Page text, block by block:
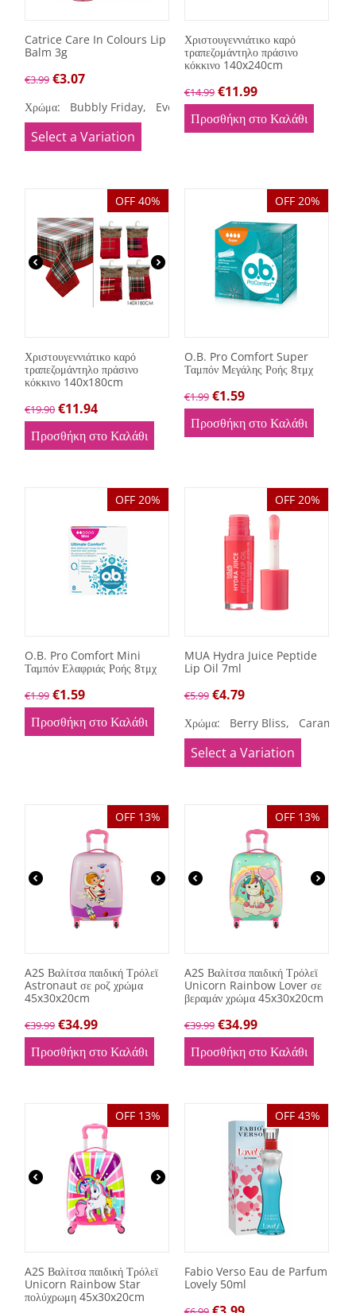
Catrice Care In Colours Lip
Balm 3g
€3.99 €3.07
Χρώμα: Bubbly Friday, Everyday 24/7, Feelin' Pretty,
Select a Variation
Χριστουγεννιάτικο καρό
τραπεζομάντηλο πράσινο
κόκκινο 140x240cm
€14.99 €11.99
Προσθήκη στο Καλάθι
OFF 40%
Χριστουγεννιάτικο καρό
τραπεζομάντηλο πράσινο
κόκκινο 140x180cm
€19.90 €11.94
Προσθήκη στο Καλάθι
OFF 20%
O.B. Pro Comfort Super
Ταμπόν Μεγάλης Ροής 8τμχ
€1.99 €1.59
Προσθήκη στο Καλάθι
OFF 20%
O.B. Pro Comfort Mini
Ταμπόν Ελαφριάς Ροής 8τμχ
€1.99 €1.59
Προσθήκη στο Καλάθι
OFF 20%
MUA Hydra Juice Peptide
Lip Oil 7ml
€5.99 €4.79
Χρώμα: Berry Bliss, Caramel
Select a Variation
OFF 13%
A2S Βαλίτσα παιδική Τρόλεϊ
Astronaut σε ροζ χρώμα
45x30x20cm
€39.99 €34.99
Προσθήκη στο Καλάθι
OFF 13%
A2S Βαλίτσα παιδική Τρόλεϊ
Unicorn Rainbow Lover σε
βεραμάν χρώμα 45x30x20cm
€39.99 €34.99
Προσθήκη στο Καλάθι
OFF 13%
A2S Βαλίτσα παιδική Τρόλεϊ
Unicorn Rainbow Star
πολύχρωμη 45x30x20cm
OFF 43%
Fabio Verso Eau de Parfum
Lovely 50ml